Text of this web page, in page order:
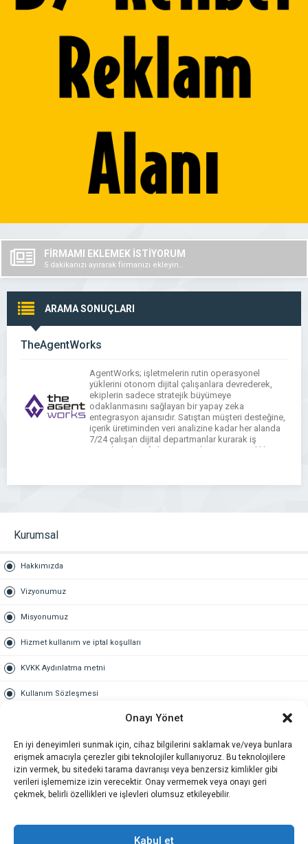
Onayı Yönet
En iyi deneyimleri sunmak için, cihaz bilgilerini saklamak ve/veya bunlara
erişmek amacıyla çerezler gibi teknolojiler kullanıyoruz. Bu teknolojilere
izin vermek, bu sitedeki tarama davranışı veya benzersiz kimlikler gibi
verileri işlememize izin verecektir. Onay vermemek veya onayı geri
çekmek, belirli özellikleri ve işlevleri olumsuz etkileyebilir.
Kabul et
FİRMAMI EKLEMEK İSTİYORUM
5 dakikanızı ayırarak firmanızı ekleyin..
ARAMA SONUÇLARI
TheAgentWorks
AgentWorks; işletmelerin rutin operasyonel
yüklerini otonom dijital çalışanlara devrederek,
ekiplerin sadece stratejik büyümeye
odaklanmasını sağlayan bir yapay zeka
entegrasyon ajansıdır. Satıştan müşteri desteğine,
içerik üretiminden veri analizine kadar her alanda
7/24 çalışan dijital departmanlar kurarak iş
süreçlerinde sıfır hata ve maksimum verimlilik
Kurumsal
Hakkımızda
Vizyonumuz
Misyonumuz
Hizmet kullanım ve iptal koşulları
KVKK Aydınlatma metni
Kullanım Sözleşmesi
Gold üyelik nedir
Kariyer